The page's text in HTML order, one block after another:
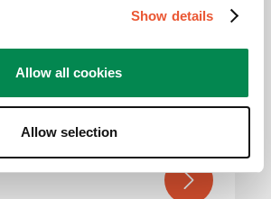
Show details
Allow all cookies
Allow selection
Integriertes